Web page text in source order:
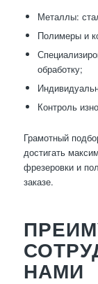
Металлы:
Полимеры и
обработку;
Контроль
Грамотный
достигать
фрезеровки и
заказе.
НАМИ